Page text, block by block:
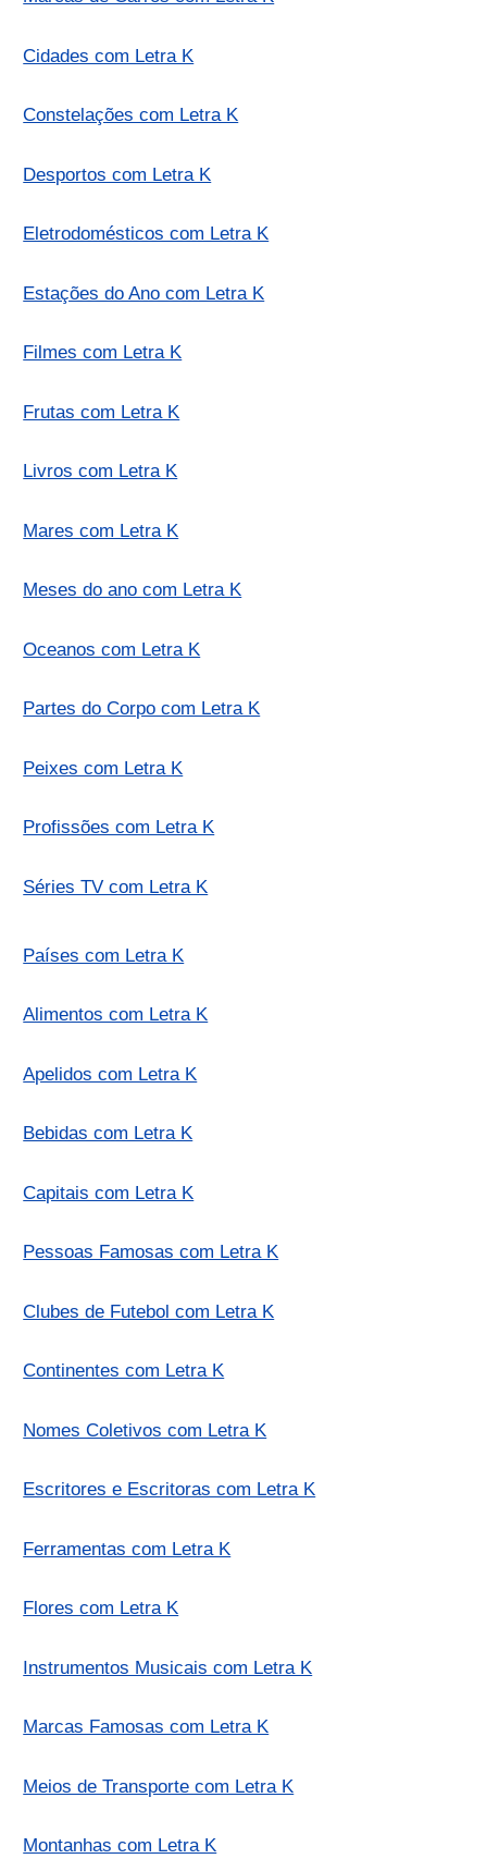
Cidades com Letra K
Constelações com Letra K
Desportos com Letra K
Eletrodomésticos com Letra K
Estações do Ano com Letra K
Filmes com Letra K
Frutas com Letra K
Livros com Letra K
Mares com Letra K
Meses do ano com Letra K
Oceanos com Letra K
Partes do Corpo com Letra K
Peixes com Letra K
Profissões com Letra K
Séries TV com Letra K
Países com Letra K
Alimentos com Letra K
Apelidos com Letra K
Bebidas com Letra K
Capitais com Letra K
Pessoas Famosas com Letra K
Clubes de Futebol com Letra K
Continentes com Letra K
Nomes Coletivos com Letra K
Escritores e Escritoras com Letra K
Ferramentas com Letra K
Flores com Letra K
Instrumentos Musicais com Letra K
Marcas Famosas com Letra K
Meios de Transporte com Letra K
Montanhas com Letra K